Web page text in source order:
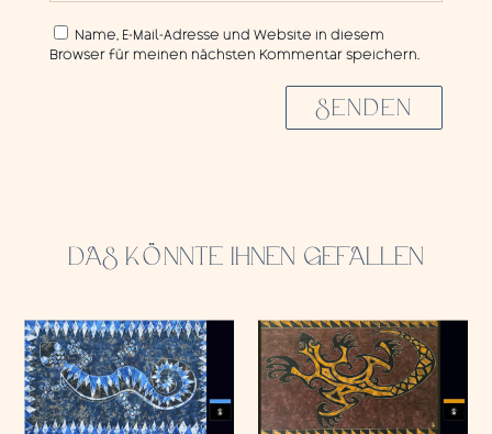
Name, E-Mail-Adresse und Website in diesem
Browser für meinen nächsten Kommentar speichern.
SENDEN
DAS KÖNNTE IHNEN GEFALLEN